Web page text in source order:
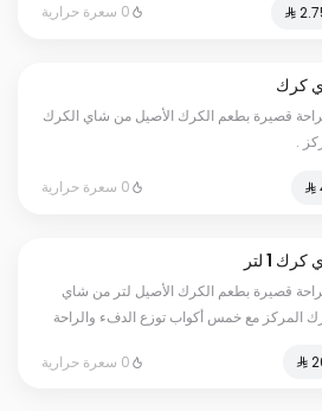
0 سعرة حرارية
كرك
قصيرة بطعم الكرك الأصيل من شاي الكرك
.
0 سعرة حرارية
1 لتر
قصيرة بطعم الكرك الأصيل لتر من شاي
المركز مع خمس أكواب توزع الدفء والراحة
0 سعرة حرارية